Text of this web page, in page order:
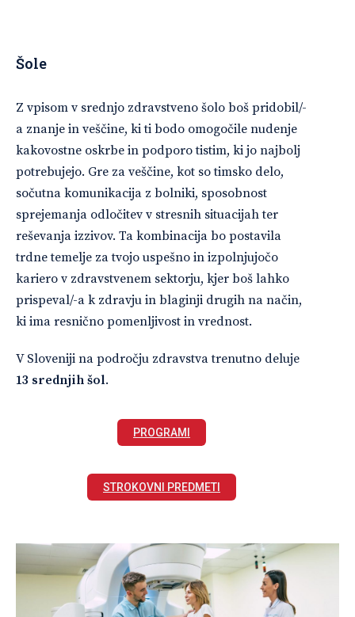
Šole
Z vpisom v srednjo zdravstveno šolo boš pridobil/-
a znanje in veščine, ki ti bodo omogočile nudenje
kakovostne oskrbe in podporo tistim, ki jo najbolj
potrebujejo. Gre za veščine, kot so timsko delo,
sočutna komunikacija z bolniki, sposobnost
sprejemanja odločitev v stresnih situacijah ter
reševanja izzivov. Ta kombinacija bo postavila
trdne temelje za tvojo uspešno in izpolnjujočo
kariero v zdravstvenem sektorju, kjer boš lahko
prispeval/-a k zdravju in blaginji drugih na način,
ki ima resnično pomenljivost in vrednost.
V Sloveniji na področju zdravstva trenutno deluje
13 srednjih šol.
PROGRAMI
STROKOVNI PREDMETI